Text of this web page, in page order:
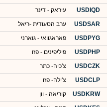
USDIQD
עיראק - דינר
USDSAR
ערב הסעודית -ריאל
USDPYG
פאראגוואי - גוארני
USDPHP
פיליפינים - פזו
USDCZK
צ'כיה- כתר
USDCLP
צ'ילה- פזו
USDKRW
קוריאה - וון